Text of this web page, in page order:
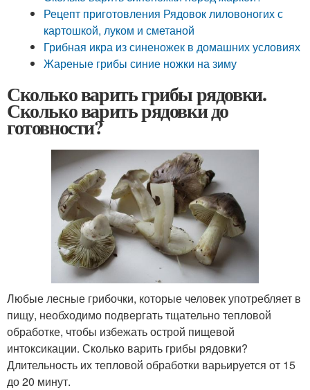
Рецепт приготовления Рядовок лиловоногих с
картошкой, луком и сметаной
Грибная икра из синеножек в домашних условиях
Жареные грибы синие ножки на зиму
Сколько варить грибы рядовки.
Сколько варить рядовки до
готовности?
Любые лесные грибочки, которые человек употребляет в
пищу, необходимо подвергать тщательно тепловой
обработке, чтобы избежать острой пищевой
интоксикации. Сколько варить грибы рядовки?
Длительность их тепловой обработки варьируется от 15
до 20 минут.